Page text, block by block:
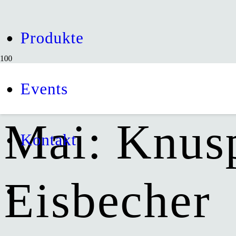
Produkte
Events
Kontakt
Rezept
Mai:
Eisbecher